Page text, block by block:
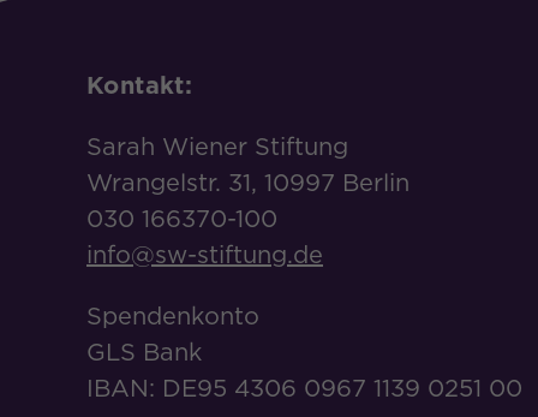
Kontakt:
Sarah Wiener Stiftung
Wrangelstr. 31, 10997 Berlin
030 166370-100
info@sw-stiftung.de
Spendenkonto
GLS Bank
IBAN: DE95 4306 0967 1139 0251 00